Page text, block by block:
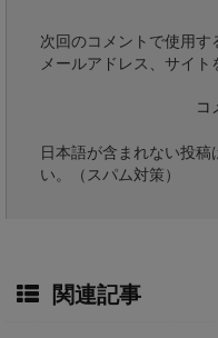
次回のコメントで使用す
メールアドレス、サイト
日本語が含まれない投稿
い。（スパム対策）
関連記事